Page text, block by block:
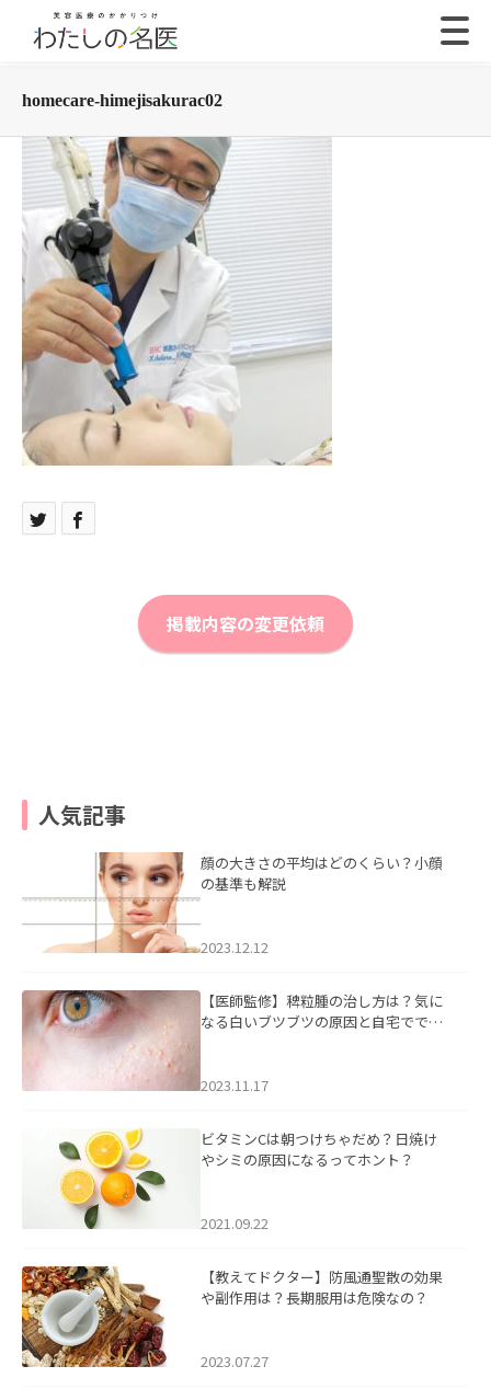
homecare-himejisakurac02
掲載内容の変更依頼
人気記事
顔の大きさの平均はどのくらい？小顔
の基準も解説
2023.12.12
【医師監修】稗粒腫の治し方は？気に
なる白いブツブツの原因と自宅ででき
2023.11.17
ビタミンCは朝つけちゃだめ？日焼け
やシミの原因になるってホント？
2021.09.22
【教えてドクター】防風通聖散の効果
や副作用は？長期服用は危険なの？
2023.07.27